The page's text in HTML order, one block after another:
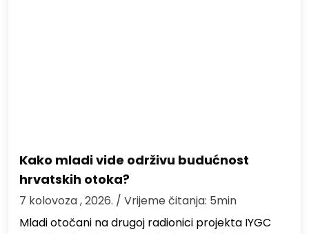
Kako mladi vide održivu budućnost
hrvatskih otoka?
7 kolovoza , 2026. / Vrijeme čitanja: 5min
Mladi otočani na drugoj radionici projekta IYGC